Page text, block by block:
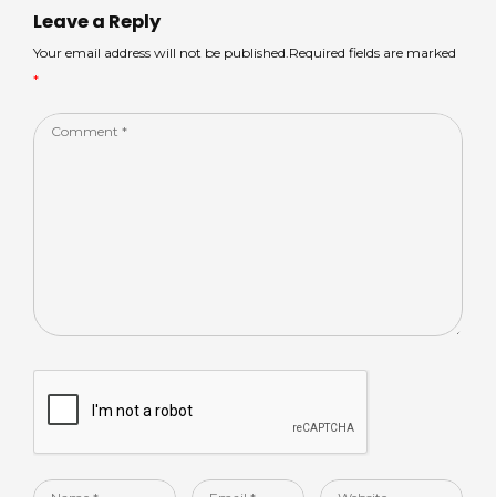
p
p
o
Leave a Reply
Your email address will not be published.Required fields are marked
*
Comment